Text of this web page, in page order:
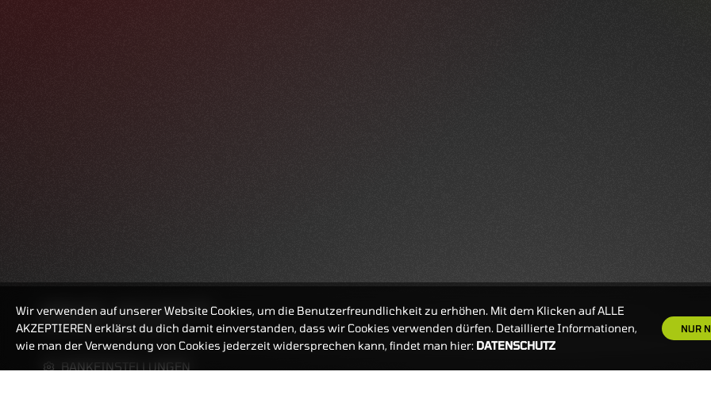
BANKEINSTELLUNGEN
HANDELSZEIT
MO-FR: 7:30-23 UHR
ZERTIFIKATE
8:00-22 UHR
Wir verwenden auf unserer Website Cookies, um die Benutzerfreundlichkeit zu erhöhen. Mit dem Klicken auf ALLE
AKZEPTIEREN erklärst du dich damit einverstanden, dass wir Cookies verwenden dürfen. Detaillierte Informationen,
wie man der Verwendung von Cookies jederzeit widersprechen kann, findet man hier: DATENSCHUTZ
NUR